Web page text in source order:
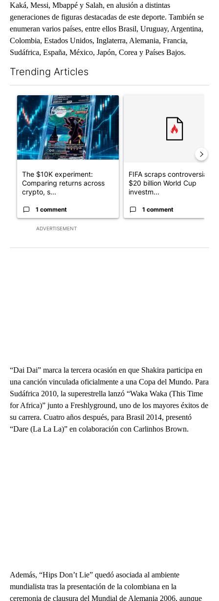
Kaká, Messi, Mbappé y Salah, en alusión a distintas
generaciones de figuras destacadas de este deporte. También se
enumeran varios países, entre ellos Brasil, Uruguay, Argentina,
Colombia, Estados Unidos, Inglaterra, Alemania, Francia,
Sudáfrica, España, México, Japón, Corea y Países Bajos.
Trending Articles
ADVERTISEMENT
A trending article titled "The $10K experiment: Comparing
The $10K experiment:
Comparing returns across
crypto, s...
1 comment
FIFA scraps controversial
$20 billion World Cup
investm...
1 comment
“Dai Dai” marca la tercera ocasión en que Shakira participa en
una canción vinculada oficialmente a una Copa del Mundo. Para
Sudáfrica 2010, la superestrella lanzó “Waka Waka (This Time
for Africa)” junto a Freshlyground, uno de los mayores éxitos de
su carrera. Cuatro años después, para Brasil 2014, presentó
“Dare (La La La)” en colaboración con Carlinhos Brown.
Además, “Hips Don’t Lie” quedó asociada al ambiente
mundialista tras la presentación de la colombiana en la
ceremonia de clausura del Mundial de Alemania 2006, aunque